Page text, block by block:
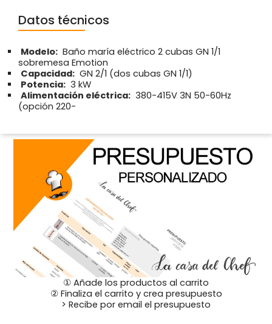
Datos técnicos
Modelo: Baño maría eléctrico 2 cubas GN 1/1
sobremesa Emotion
Capacidad: GN 2/1 (dos cubas GN 1/1)
Potencia: 3 kW
Alimentación eléctrica: 380-415V 3N 50-60Hz
(opción 220-
① Añade los productos al carrito
② Finaliza el carrito y crea presupuesto
> Recibe por email el presupuesto